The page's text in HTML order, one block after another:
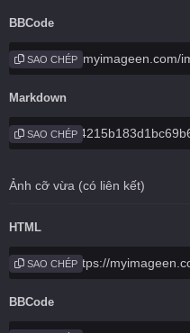
BBCode
SAO CHÉP
Markdown
SAO CHÉP
Ảnh cỡ vừa (có liên kết)
HTML
SAO CHÉP
BBCode